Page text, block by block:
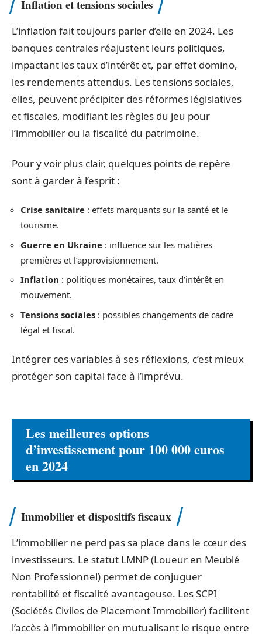
Inflation et tensions sociales
L’inflation fait toujours parler d’elle en 2024. Les
banques centrales réajustent leurs politiques,
impactant les taux d’intérêt et, par effet domino,
les rendements attendus. Les tensions sociales,
elles, peuvent précipiter des réformes législatives
et fiscales, modifiant les règles du jeu pour
l’immobilier ou la fiscalité du patrimoine.
Pour y voir plus clair, quelques points de repère
sont à garder à l’esprit :
Crise sanitaire : effets marquants sur la santé et le
tourisme.
Guerre en Ukraine : influence sur les matières
premières et l’approvisionnement.
Inflation : politiques monétaires, taux d’intérêt en
mouvement.
Tensions sociales : possibles changements de cadre
légal et fiscal.
Intégrer ces variables à ses réflexions, c’est mieux
protéger son capital face à l’imprévu.
Les meilleures options
d’investissement pour 100 000 euros
en 2024
Immobilier et dispositifs fiscaux
L’immobilier ne perd pas sa place dans le cœur des
investisseurs. Le statut LMNP (Loueur en Meublé
Non Professionnel) permet de conjuguer
rentabilité et fiscalité avantageuse. Les SCPI
(Sociétés Civiles de Placement Immobilier) facilitent
l’accès à l’immobilier en mutualisant le risque entre